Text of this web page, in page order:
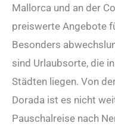
Mallorca und an der
preiswerte Angebote
Besonders
sind Urlaubsorte, die
Städten liegen. Von
Dorada ist es nicht
Pauschalreise nach